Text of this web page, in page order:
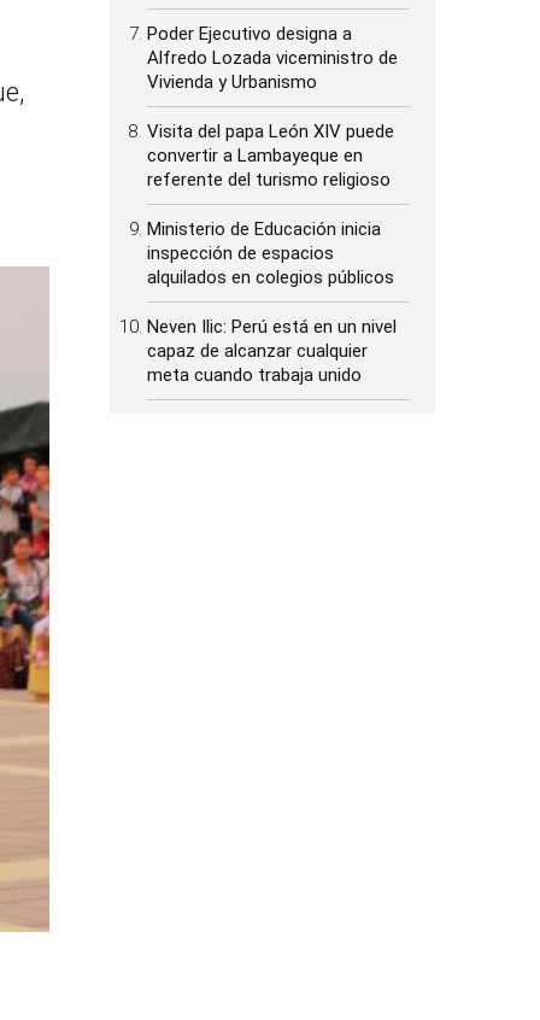
Poder Ejecutivo designa a
Alfredo Lozada viceministro de
Vivienda y Urbanismo
Visita del papa León XIV puede
convertir a Lambayeque en
referente del turismo religioso
Ministerio de Educación inicia
inspección de espacios
alquilados en colegios públicos
Neven Ilic: Perú está en un nivel
capaz de alcanzar cualquier
meta cuando trabaja unido